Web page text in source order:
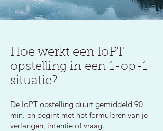
Hoe werkt een IoPT
opstelling in een 1-op-1
situatie?
De IoPT opstelling duurt gemiddeld 90
min. en begint met het formuleren van je
verlangen, intentie of vraag.